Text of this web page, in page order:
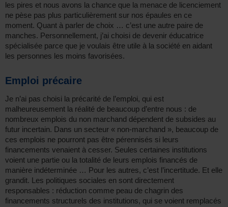
les pires et nous avons la chance que la menace de licenciement
ne pèse pas plus particulièrement sur nos épaules en ce
moment. Quant à parler de choix … c’est une autre paire de
manches. Personnellement, j’ai choisi de devenir éducatrice
spécialisée parce que je voulais être utile à la société en aidant
les personnes les moins favorisées.
Emploi précaire
Je n’ai pas choisi la précarité de l’emploi, qui est
malheureusement la réalité de beaucoup d’entre nous : de
nombreux emplois du non marchand dépendent de subsides au
futur incertain. Dans un secteur « non-marchand », beaucoup de
ces emplois ne pourront pas être pérennisés si leurs
financements venaient à cesser. Seules certaines institutions
voient une partie ou la totalité de leurs emplois financés de
manière indéterminée … Pour les autres, c’est l’incertitude. Et elle
grandit. Les politiques sociales en sont directement
responsables : réduction comme peau de chagrin des
financements structurels des institutions, qui se voient remplacés